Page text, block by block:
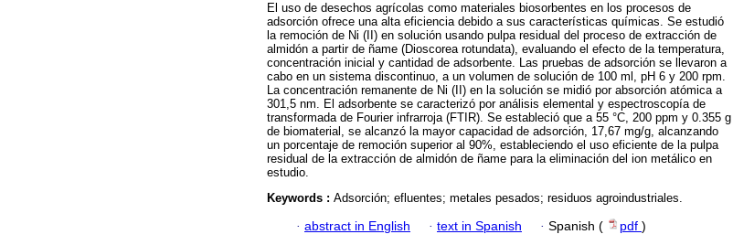
El uso de desechos agrícolas como materiales biosorbentes en los procesos de
adsorción ofrece una alta eficiencia debido a sus características químicas. Se estudió
la remoción de Ni (II) en solución usando pulpa residual del proceso de extracción de
almidón a partir de ñame (Dioscorea rotundata), evaluando el efecto de la temperatura,
concentración inicial y cantidad de adsorbente. Las pruebas de adsorción se llevaron a
cabo en un sistema discontinuo, a un volumen de solución de 100 ml, pH 6 y 200 rpm.
La concentración remanente de Ni (II) en la solución se midió por absorción atómica a
301,5 nm. El adsorbente se caracterizó por análisis elemental y espectroscopía de
transformada de Fourier infrarroja (FTIR). Se estableció que a 55 °C, 200 ppm y 0.355 g
de biomaterial, se alcanzó la mayor capacidad de adsorción, 17,67 mg/g, alcanzando
un porcentaje de remoción superior al 90%, estableciendo el uso eficiente de la pulpa
residual de la extracción de almidón de ñame para la eliminación del ion metálico en
estudio.
Keywords : Adsorción; efluentes; metales pesados; residuos agroindustriales.
· abstract in English · text in Spanish · Spanish ( pdf )